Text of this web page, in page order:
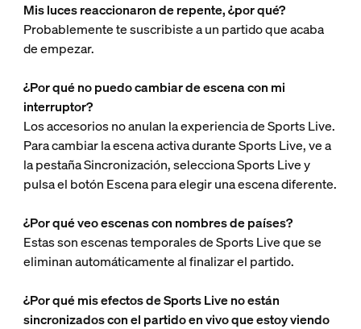
Mis luces reaccionaron de repente, ¿por qué?
Probablemente te suscribiste a un partido que acaba
de empezar.
¿Por qué no puedo cambiar de escena con mi
interruptor?
Los accesorios no anulan la experiencia de Sports Live.
Para cambiar la escena activa durante Sports Live, ve a
la pestaña Sincronización, selecciona Sports Live y
pulsa el botón Escena para elegir una escena diferente.
¿Por qué veo escenas con nombres de países?
Estas son escenas temporales de Sports Live que se
eliminan automáticamente al finalizar el partido.
¿Por qué mis efectos de Sports Live no están
sincronizados con el partido en vivo que estoy viendo